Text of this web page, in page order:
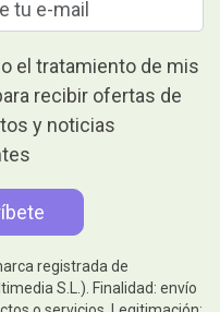
el tratamiento de mis
recibir ofertas de
y noticias
registrada de
S.L.). Finalidad: envío